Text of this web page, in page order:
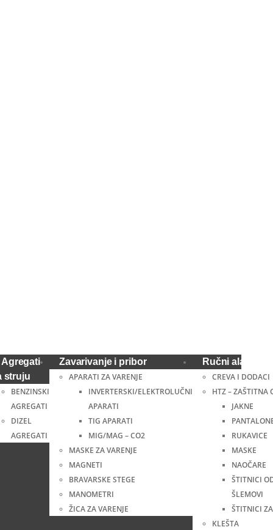
Agregati
struju
BENZINSKI
AGREGATI
DIZEL
AGREGATI
Zavarivanje i pribor
APARATI ZA VARENJE
INVERTERSKI/ELEKTROLUČNI
APARATI
TIG APARATI
MIG/MAG – CO2
MASKE ZA VARENJE
MAGNETI
BRAVARSKE STEGE
MANOMETRI
ŽICA ZA VARENJE
Ručni alat i
CREVA I DODACI
HTZ – ZAŠTITNA
JAKNE
RUKAVICE
MASKE
NAOČARE
ŠTITNICI
ŠLEMOVI
ŠTITNICI
KLEŠTA